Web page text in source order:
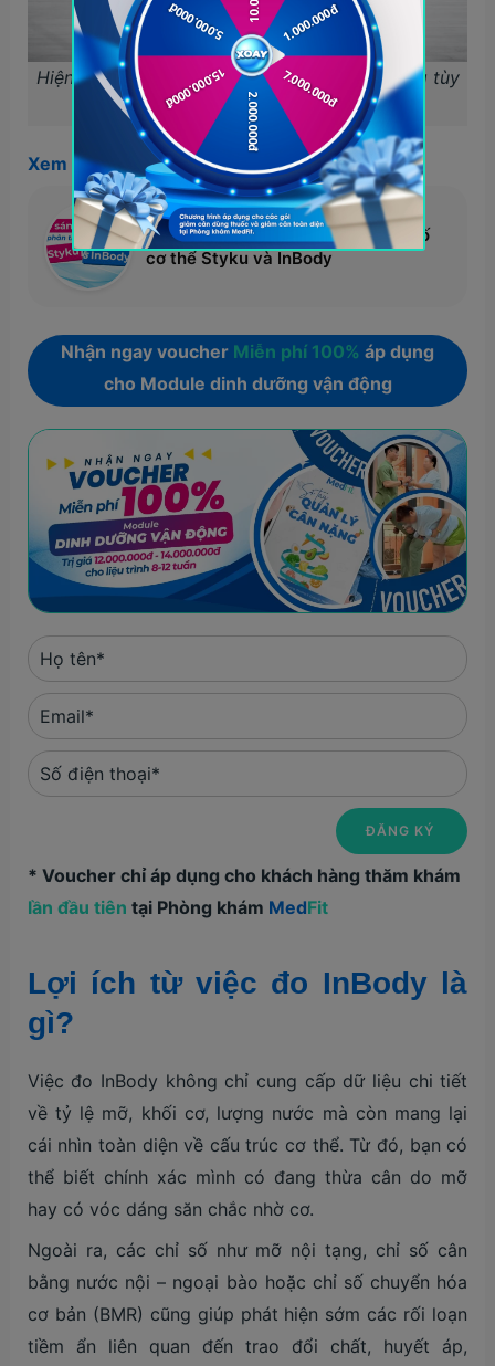
Hiện có nhiều dòng máy InBody, được sử dụng tùy
theo mục đích khác nhau
Xem thêm:
So sánh công nghệ phân tích chỉ số
cơ thể Styku và InBody
Nhận ngay voucher Miễn phí 100% áp dụng
cho Module dinh dưỡng vận động
* Voucher chỉ áp dụng cho khách hàng thăm khám
lần đầu tiên tại Phòng khám MedFit
Lợi ích từ việc đo InBody là
gì?
Việc đo InBody không chỉ cung cấp dữ liệu chi tiết
về tỷ lệ mỡ, khối cơ, lượng nước mà còn mang lại
cái nhìn toàn diện về cấu trúc cơ thể. Từ đó, bạn có
thể biết chính xác mình có đang thừa cân do mỡ
hay có vóc dáng săn chắc nhờ cơ.
Ngoài ra, các chỉ số như mỡ nội tạng, chỉ số cân
bằng nước nội – ngoại bào hoặc chỉ số chuyển hóa
cơ bản (BMR) cũng giúp phát hiện sớm các rối loạn
tiềm ẩn liên quan đến trao đổi chất, huyết áp,